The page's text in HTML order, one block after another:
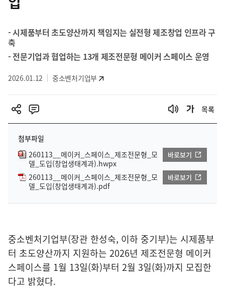
영
- 시제품부터 초도양산까지 책임지는 실전형 제조창업 인프라 구
축
- 전문기업과 협업하는 13개 제조전문형 메이커 스페이스 운영
2026.01.12 중소벤처기업부
목록
첨부파일
260113__메이커_스페이스_제조전문형_모
델_도입(창업생태계과).hwpx
바로보기
260113__메이커_스페이스_제조전문형_모
델_도입(창업생태계과).pdf
바로보기
중소벤처기업부(장관 한성숙, 이하 중기부)는 시제품부
터 초도양산까지 지원하는 2026년 제조전문형 메이커
스페이스를 1월 13일(화)부터 2월 3일(화)까지 모집한
다고 밝혔다.